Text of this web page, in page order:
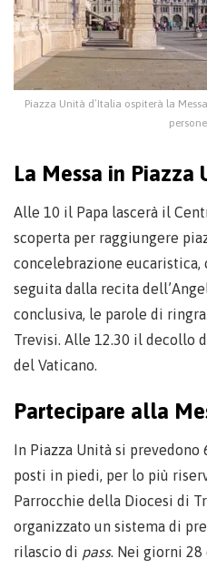
Piazza Unità d’Italia ospiterà la
La Messa in Piazza
Alle 10 il Papa lascerà il
scoperta per raggiungere
concelebrazione eucaristica,
seguita dalla recita
conclusiva, le parole di
Trevisi. Alle 12.30 il decollo
del Vaticano.
Partecipare alla
In Piazza Unità si prevedono
posti in piedi, per lo più
Parrocchie della Diocesi di
organizzato un sistema di
rilascio di pass. Nei giorni 28